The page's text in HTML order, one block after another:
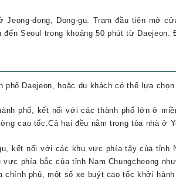
Jeong-dong, Dong-gu. Trạm đầu tiên mở
Seoul trong khoảng 50 phút từ
Daejeon, hoặc du khách có thể lựa
phố, kết nối với các thành phố lớn ở
cao tốc.Cả hai đều nằm trong tòa nhà ở
kết nối với các khu vực phía tây của tỉnh
phía bắc của tỉnh Nam Chungcheong
phủ, một số xe buýt cao tốc khởi